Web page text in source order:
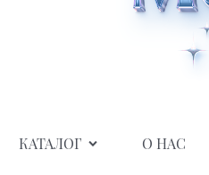
КАТАЛОГ О НАС